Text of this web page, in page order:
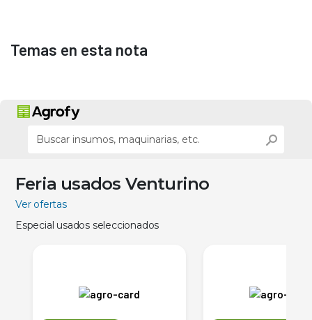
Temas en esta nota
Feria usados Venturino
Ver ofertas
Especial usados seleccionados